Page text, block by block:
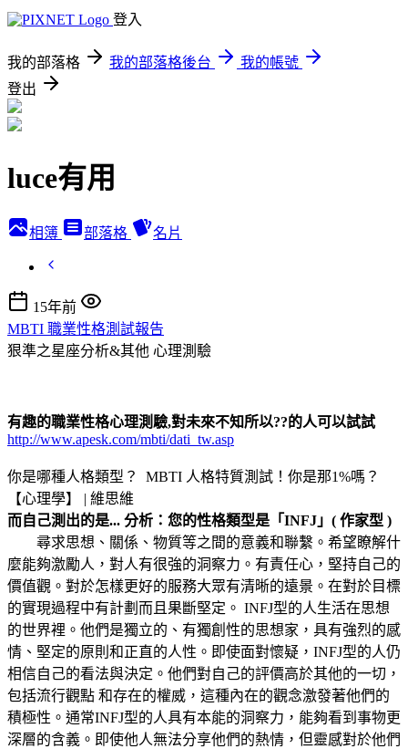
登入
我的部落格 我的部落格後台
我的帳號
登出
luce有用
相簿 部落格 名片
15年前
MBTI 職業性格測試報告
狠準之星座分析&其他 心理測驗
有趣的職業性格心理測驗,對未來不知所以??的人可以試試
http://www.apesk.com/mbti/dati_tw.asp
你是哪種人格類型？ MBTI 人格特質測試！你是那1%嗎？
【心理學】 | 維思維
而自己測出的是... 分析：您的性格類型是「INFJ」( 作家型 )
尋求思想、關係、物質等之間的意義和聯繫。希望瞭解什
麼能夠激勵人，對人有很強的洞察力。有責任心，堅持自己的
價值觀。對於怎樣更好的服務大眾有清晰的遠景。在對於目標
的實現過程中有計劃而且果斷堅定。 INFJ型的人生活在思想
的世界裡。他們是獨立的、有獨創性的思想家，具有強烈的感
情、堅定的原則和正直的人性。即使面對懷疑，INFJ型的人仍
相信自己的看法與決定。他們對自己的評價高於其他的一切，
包括流行觀點 和存在的權威，這種內在的觀念激發著他們的
積極性。通常INFJ型的人具有本能的洞察力，能夠看到事物更
深層的含義。即使他人無法分享他們的熱情，但靈感對於他們